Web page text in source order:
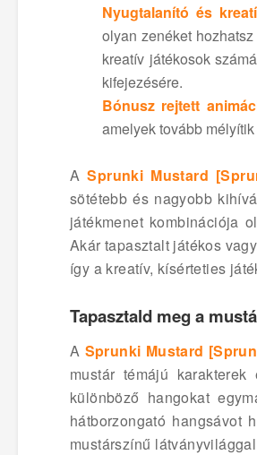
Nyugtalanító és
olyan zenéket
kreatív játékosok
kifejezésére.
Bónusz rejtett
amelyek tovább
ASprunki Mustard
sötétebb és nagyobb
játékmenet kombinációja
Akár tapasztalt játékos
így a kreatív, kísérteties
Tapasztald meg a
A Sprunki Mustard
mustár témájú
különböző hangokat
hátborzongató hangsávot
mustárszínű